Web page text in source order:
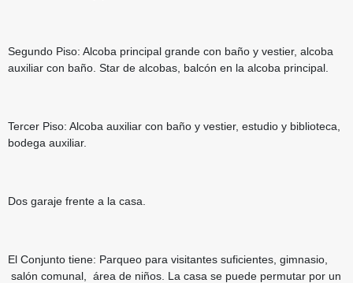
Segundo Piso: Alcoba principal grande con baño y vestier, alcoba
auxiliar con baño. Star de alcobas, balcón en la alcoba principal.
Tercer Piso: Alcoba auxiliar con baño y vestier, estudio y biblioteca,
bodega auxiliar.
Dos garaje frente a la casa.
El Conjunto tiene: Parqueo para visitantes suficientes, gimnasio,
salón comunal, área de niños. La casa se puede permutar por un